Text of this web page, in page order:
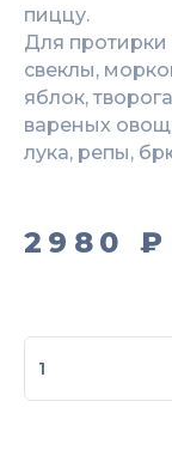
пиццу.
Для протирки
свеклы,
яблок,
вареных
лука, репы,
2980 ₽
товара
Диск